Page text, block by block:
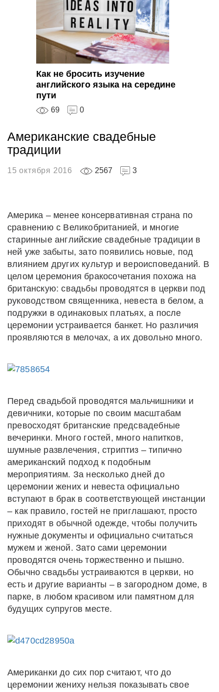
Как не бросить изучение
английского языка на середине
пути
69 0
Американские свадебные
традиции
15 октября 2016 2567 3
Америка – менее консервативная страна по
сравнению с Великобританией, и многие
старинные английские свадебные традиции в
ней уже забыты, зато появились новые, под
влиянием других культур и вероисповеданий. В
целом церемония бракосочетания похожа на
британскую: свадьбы проводятся в церкви под
руководством священника, невеста в белом, а
подружки в одинаковых платьях, а после
церемонии устраивается банкет. Но различия
проявляются в мелочах, а их довольно много.
Перед свадьбой проводятся мальчишники и
девичники, которые по своим масштабам
превосходят британские предсвадебные
вечеринки. Много гостей, много напитков,
шумные развлечения, стриптиз – типично
американский подход к подобным
мероприятиям. За несколько дней до
церемонии жених и невеста официально
вступают в брак в соответствующей инстанции
– как правило, гостей не приглашают, просто
приходят в обычной одежде, чтобы получить
нужные документы и официально считаться
мужем и женой. Зато сами церемонии
проводятся очень торжественно и пышно.
Обычно свадьбы устраиваются в церкви, но
есть и другие варианты – в загородном доме, в
парке, в любом красивом или памятном для
будущих супругов месте.
Американки до сих пор считают, что до
церемонии жениху нельзя показывать свое